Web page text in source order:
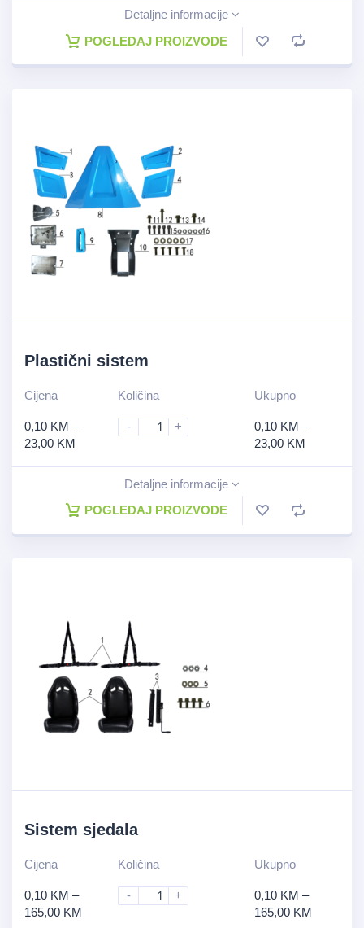
Detaljne informacije
POGLEDAJ PROIZVODE
Plastični sistem
Cijena
0,10 KM –
23,00 KM
Količina
- +
Ukupno
0,10 KM –
23,00 KM
Detaljne informacije
POGLEDAJ PROIZVODE
Sistem sjedala
Cijena
0,10 KM –
165,00 KM
Količina
- +
Ukupno
0,10 KM –
165,00 KM